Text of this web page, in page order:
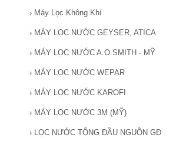
› Máy Lọc Không Khí
› MÁY LỌC NƯỚC GEYSER, ATICA
› MÁY LỌC NƯỚC A.O.SMITH - MỸ
› MÁY LỌC NƯỚC WEPAR
› MÁY LỌC NƯỚC KAROFI
› MÁY LỌC NƯỚC 3M (MỸ)
› LỌC NƯỚC TỔNG ĐẦU NGUỒN GĐ